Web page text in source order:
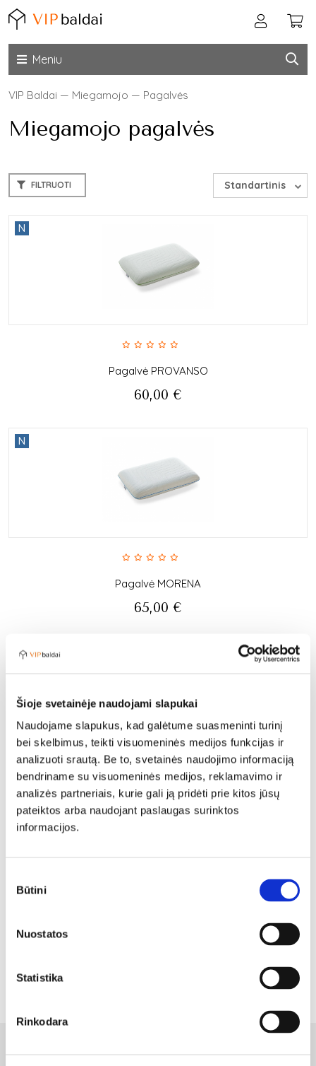
Šioje svetainėje naudojami slapukai
Naudojame slapukus, kad galėtume suasmeninti turinį
bei skelbimus, teikti visuomeninės medijos funkcijas ir
analizuoti srautą. Be to, svetainės naudojimo informaciją
bendriname su visuomeninės medijos, reklamavimo ir
analizės partneriais, kurie gali ją pridėti prie kitos jūsų
pateiktos arba naudojant paslaugas surinktos
informacijos.
pasirinkimas
Būtini
Nuostatos
Statistika
Rinkodara
Meniu
VIP Baldai — Miegamojo — Pagalvės
Miegamojo pagalvės
FILTRUOTI Standartinis
N
Pagalvė PROVANSO
60,00 €
N
Pagalvė MORENA
65,00 €
N
Pagalvė RIVERA
60,00 €
Ergonominės pagalvės